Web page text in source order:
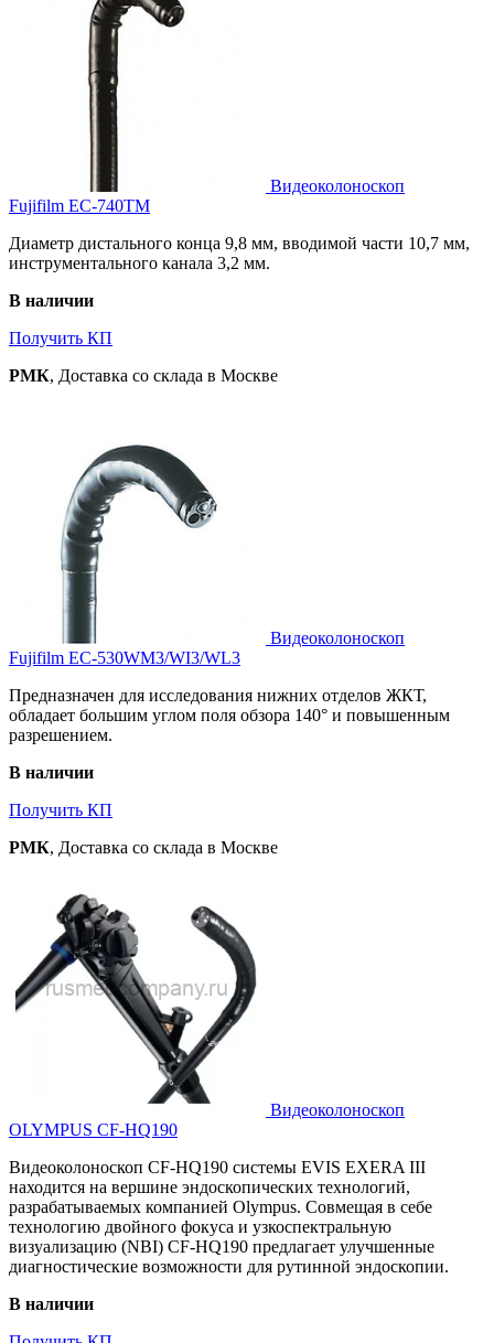
Видеоколоноскоп
Fujifilm EC-740TM
Диаметр дистального конца 9,8 мм, вводимой части 10,7 мм,
инструментального канала 3,2 мм.
В наличии
Получить КП
РМК, Доставка со склада в Москве
Видеоколоноскоп
Fujifilm EC-530WM3/WI3/WL3
Предназначен для исследования нижних отделов ЖКТ,
обладает большим углом поля обзора 140° и повышенным
разрешением.
В наличии
Получить КП
РМК, Доставка со склада в Москве
Видеоколоноскоп
OLYMPUS CF-HQ190
Видеоколоноскоп CF-HQ190 системы EVIS EXERA III
находится на вершине эндоскопических технологий,
разрабатываемых компанией Olympus. Совмещая в себе
технологию двойного фокуса и узкоспектральную
визуализацию (NBI) CF-HQ190 предлагает улучшенные
диагностические возможности для рутинной эндоскопии.
В наличии